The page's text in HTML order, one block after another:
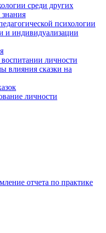
среди других
знания
психологии
и индивидуализации
воспитании личности
влияния сказки на
личности
отчета по практике